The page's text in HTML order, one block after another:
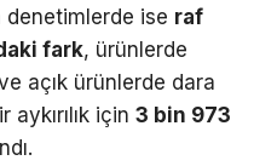
ise raf
fark, ürünlerde
açık ürünlerde dara
için 3 bin 973